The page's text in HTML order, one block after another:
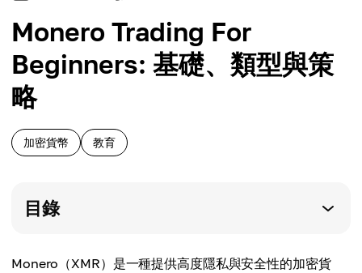
Monero Trading For
Beginners: 基礎、類型與策
略
加密貨幣 教育
目錄
Monero（XMR）是一種提供高度隱私與安全性的加密貨